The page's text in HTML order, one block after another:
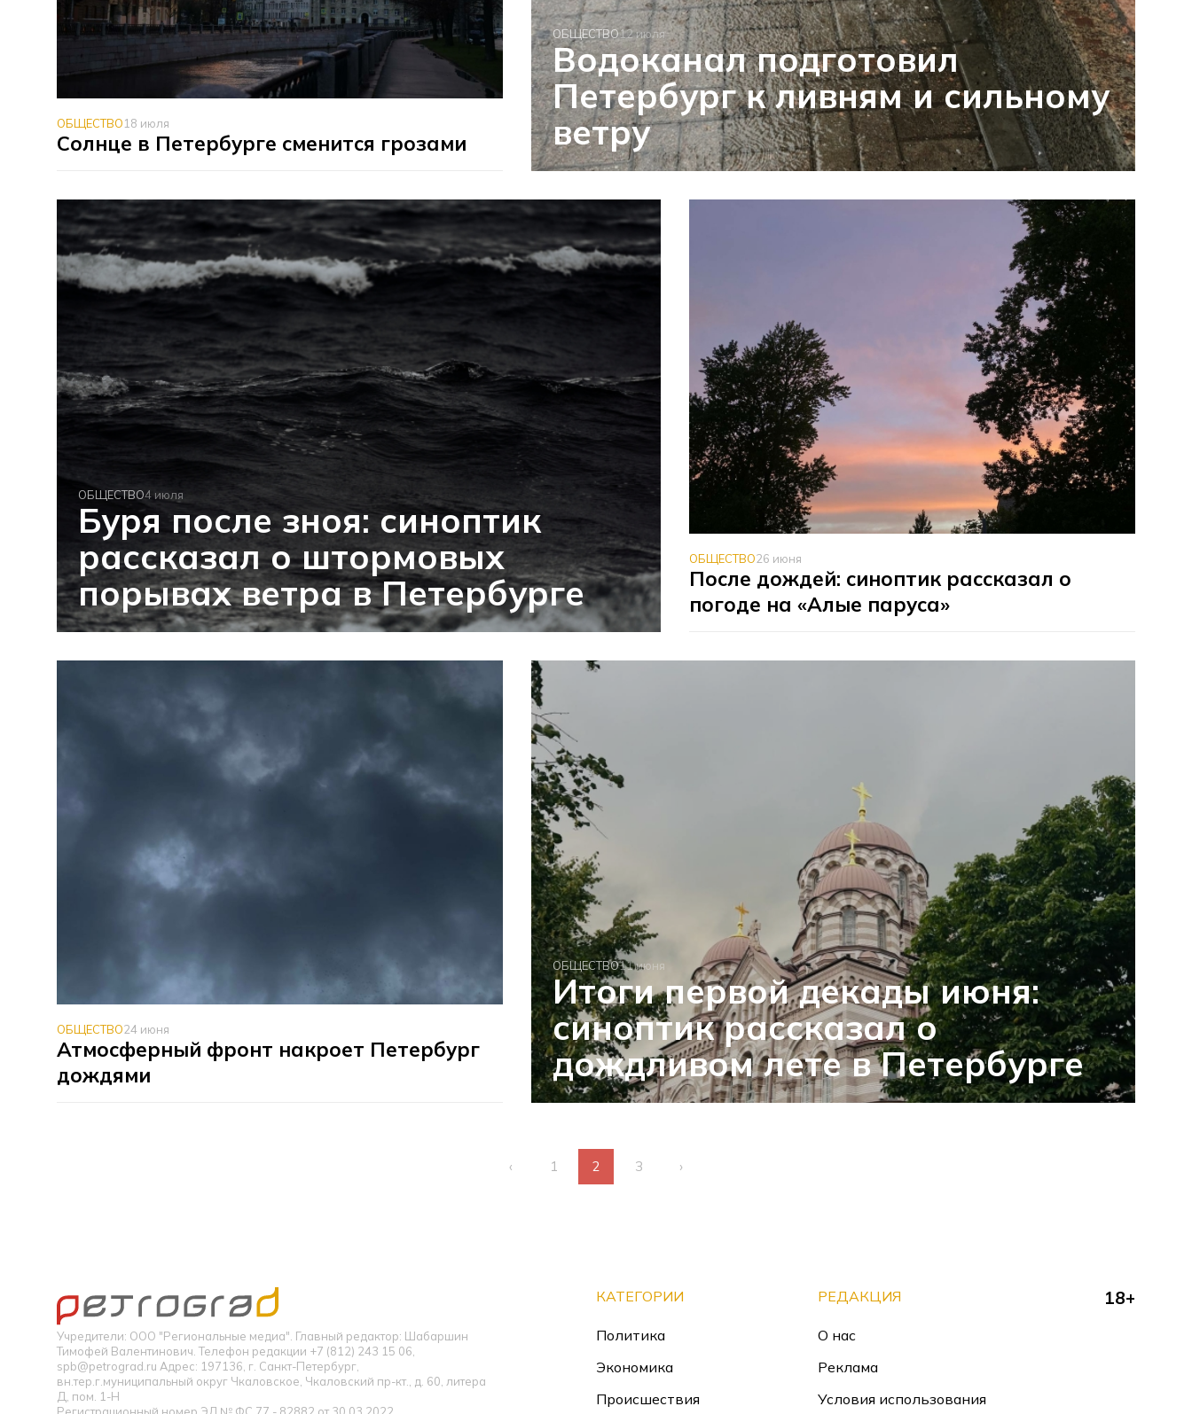
ОБЩЕСТВО18 июля
Солнце в Петербурге сменится грозами
ОБЩЕСТВО12 июля
Водоканал подготовил
Петербург к ливням и сильному
ветру
ОБЩЕСТВО4 июля
Буря после зноя: синоптик
рассказал о штормовых
порывах ветра в Петербурге
ОБЩЕСТВО26 июня
После дождей: синоптик рассказал о
погоде на «Алые паруса»
ОБЩЕСТВО24 июня
Атмосферный фронт накроет Петербург
дождями
ОБЩЕСТВО11 июня
Итоги первой декады июня:
синоптик рассказал о
дождливом лете в Петербурге
‹ 1 2 3 ›
Учредители: ООО "Региональные медиа". Главный редактор: Шабаршин
Тимофей Валентинович. Телефон редакции +7 (812) 243 15 06,
spb@petrograd.ru Адрес: 197136, г. Санкт-Петербург,
вн.тер.г.муниципальный округ Чкаловское, Чкаловский пр-кт., д. 60, литера
Д, пом. 1-Н
КАТЕГОРИИ
Политика
Экономика
Происшествия
РЕДАКЦИЯ
О нас
Реклама
Условия использования
18+